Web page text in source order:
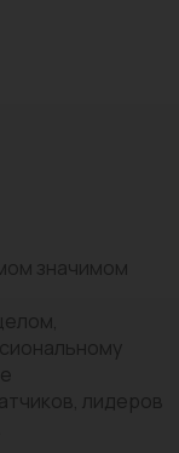
значимом
лидеров